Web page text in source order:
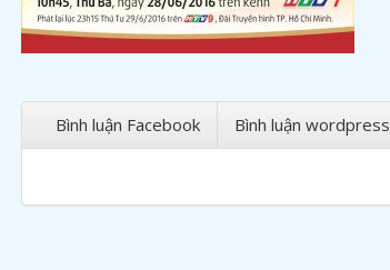
Bình luận Facebook Bình luận wordpress